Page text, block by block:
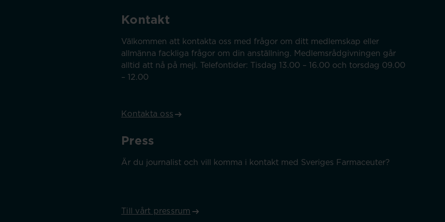
Kontakt
Välkommen att kontakta oss med frågor om ditt medlemskap eller
allmänna fackliga frågor om din anställning. Medlemsrådgivningen går
alltid att nå på mejl. Telefontider: Tisdag 13.00 – 16.00 och torsdag 09.00
– 12.00
Kontakta oss
Press
Är du journalist och vill komma i kontakt med Sveriges Farmaceuter?
Till vårt pressrum